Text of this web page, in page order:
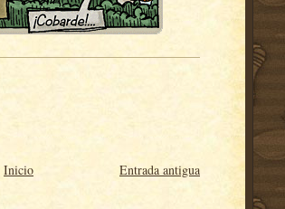
Entrada antigua
Inicio